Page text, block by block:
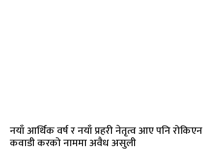
नयाँ आर्थिक वर्ष र नयाँ प्रहरी नेतृत्व आए पनि रोकिएन
कवाडी करको नाममा अवैध असुली